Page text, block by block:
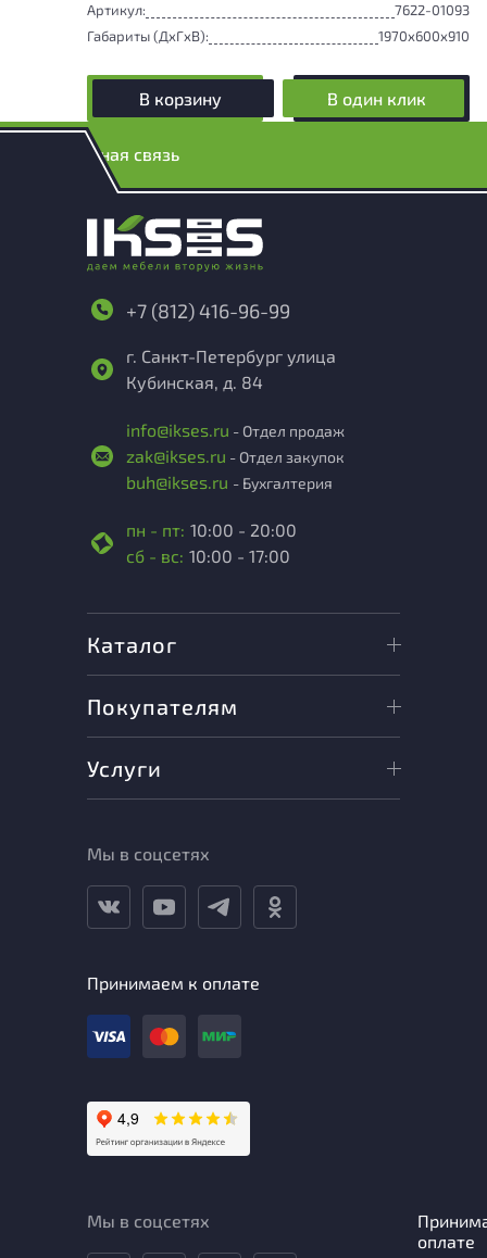
Артикул:
7622-01093
Габариты (ДxГxВ):
1970x600x910
В корзину В один клик
Обратная связь
+7 (812) 416-96-99
г. Санкт-Петербург улица
Кубинская, д. 84
info@ikses.ru - Отдел продаж
zak@ikses.ru - Отдел закупок
buh@ikses.ru - Бухгалтерия
пн - пт: 10:00 - 20:00
сб - вс: 10:00 - 17:00
Каталог
Покупателям
Услуги
Мы в соцсетях
Принимаем к оплате
Мы в соцсетях
оплате